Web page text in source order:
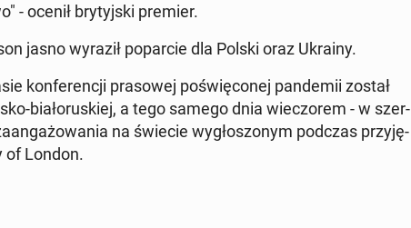
- ocenił bry­tyj­ski premier.
jasno wyraził po­par­cie dla Polski oraz Ukrainy.
kon­fe­ren­cji pra­so­wej po­świę­co­nej pan­de­mii został
bia­ło­ru­skiej, a tego samego dnia wie­czo­rem - w szer­
na świecie wy­gło­szo­nym podczas przy­ję­
of London.